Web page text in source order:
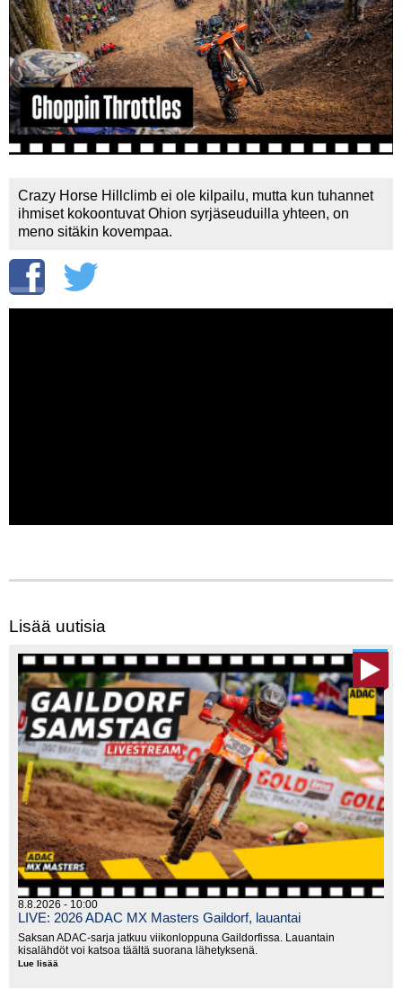
Vaihda salasana
MUUT LAJIT
YLEISTÄ ALALTA
LUE DIGILEHDET
ASIAKASPALVELU JA
MEDIATIEDOT
Crazy Horse Hillclimb ei ole kilpailu, mutta kun tuhannet
ihmiset kokoontuvat Ohion syrjäseuduilla yhteen, on
meno sitäkin kovempaa.
Lisää uutisia
8.8.2026 - 10:00
LIVE: 2026 ADAC MX Masters Gaildorf, lauantai
Saksan ADAC-sarja jatkuu viikonloppuna Gaildorfissa. Lauantain
kisalähdöt voi katsoa täältä suorana lähetyksenä.
Lue lisää